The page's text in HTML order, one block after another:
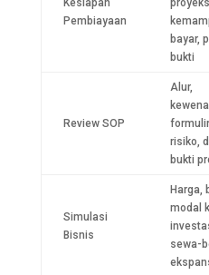
Kesiapan
Pembiayaan
bayar,
bukti
Review SOP
Alur,
risiko,
bukti
Simulasi
Bisnis
Harga,
modal
sewa-